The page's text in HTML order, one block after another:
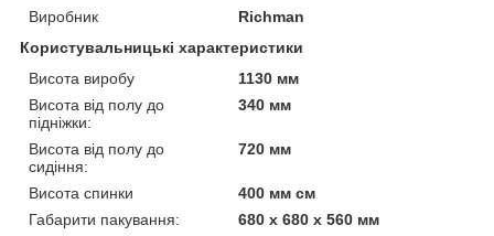
Виробник
Richman
Користувальницькі характеристики
Висота виробу
1130 мм
Висота від полу до
підніжки:
340 мм
Висота від полу до
сидіння:
720 мм
Висота спинки
400 мм см
Габарити пакування:
680 x 680 x 560 мм